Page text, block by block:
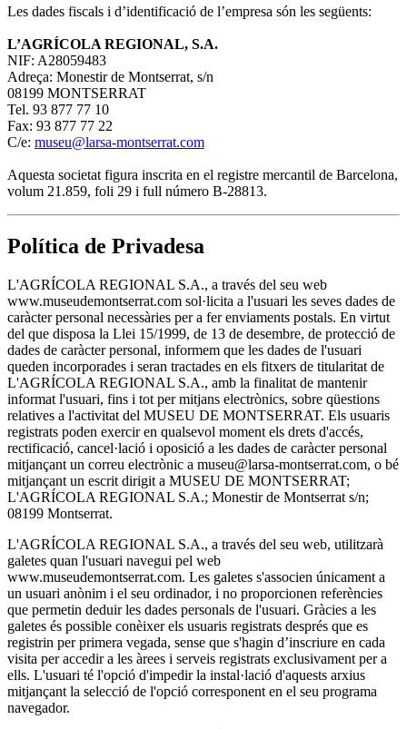
Les dades fiscals i d’identificació de l’empresa són les següents:
L’AGRÍCOLA REGIONAL, S.A.
NIF: A28059483
Adreça: Monestir de Montserrat, s/n
08199 MONTSERRAT
Tel. 93 877 77 10
Fax: 93 877 77 22
C/e: museu@larsa-montserrat.com
Aquesta societat figura inscrita en el registre mercantil de Barcelona,
volum 21.859, foli 29 i full número B-28813.
Política de Privadesa
L'AGRÍCOLA REGIONAL S.A., a través del seu web
www.museudemontserrat.com sol·licita a l'usuari les seves dades de
caràcter personal necessàries per a fer enviaments postals. En virtut
del que disposa la Llei 15/1999, de 13 de desembre, de protecció de
dades de caràcter personal, informem que les dades de l'usuari
queden incorporades i seran tractades en els fitxers de titularitat de
L'AGRÍCOLA REGIONAL S.A., amb la finalitat de mantenir
informat l'usuari, fins i tot per mitjans electrònics, sobre qüestions
relatives a l'activitat del MUSEU DE MONTSERRAT. Els usuaris
registrats poden exercir en qualsevol moment els drets d'accés,
rectificació, cancel·lació i oposició a les dades de caràcter personal
mitjançant un correu electrònic a museu@larsa-montserrat.com, o bé
mitjançant un escrit dirigit a MUSEU DE MONTSERRAT;
L'AGRÍCOLA REGIONAL S.A.; Monestir de Montserrat s/n;
08199 Montserrat.
L'AGRÍCOLA REGIONAL S.A., a través del seu web, utilitzarà
galetes quan l'usuari navegui pel web
www.museudemontserrat.com. Les galetes s'associen únicament a
un usuari anònim i el seu ordinador, i no proporcionen referències
que permetin deduir les dades personals de l'usuari. Gràcies a les
galetes és possible conèixer els usuaris registrats després que es
registrin per primera vegada, sense que s'hagin d’inscriure en cada
visita per accedir a les àrees i serveis registrats exclusivament per a
ells. L'usuari té l'opció d'impedir la instal·lació d'aquests arxius
mitjançant la selecció de l'opció corresponent en el seu programa
navegador.